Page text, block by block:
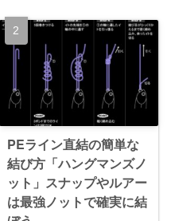
PEライン直結の簡単な
結び方「ハングマンズノ
ット」スナップやルアー
は最強ノットで確実に結